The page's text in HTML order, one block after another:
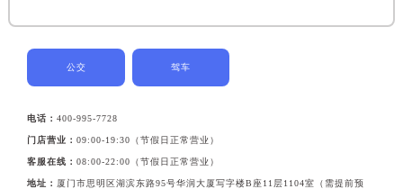
公交 驾车
电话：400-995-7728
门店营业：09:00-19:30（节假日正常营业）
客服在线：08:00-22:00（节假日正常营业）
地址： 厦门市思明区湖滨东路95号华润大厦写字楼B座11层1104室（需提前预